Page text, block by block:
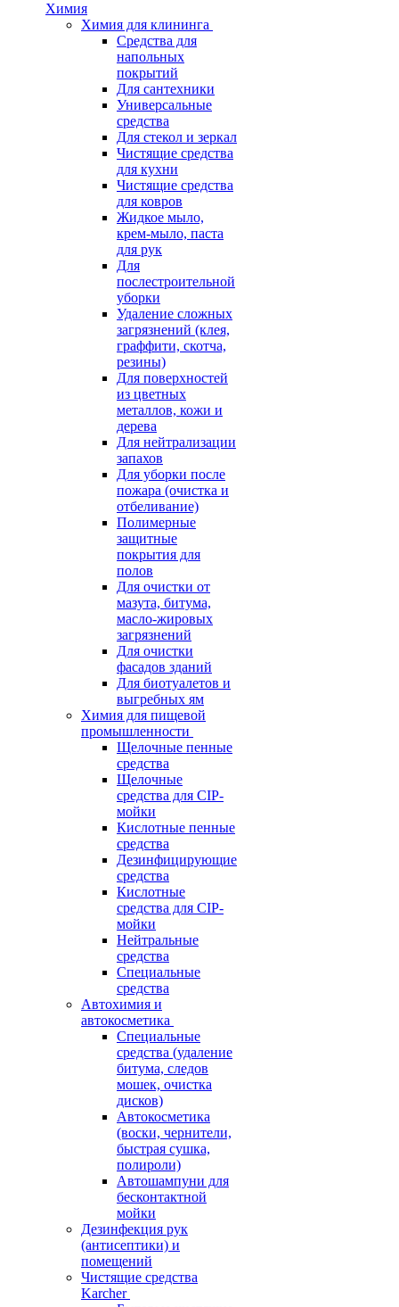
Химия
Химия для клининга
Средства для
напольных
покрытий
Для сантехники
Универсальные
средства
Для стекол и зеркал
Чистящие средства
для кухни
Чистящие средства
для ковров
Жидкое мыло,
крем-мыло, паста
для рук
Для
послестроительной
уборки
Удаление сложных
загрязнений (клея,
граффити, скотча,
резины)
Для поверхностей
из цветных
металлов, кожи и
дерева
Для нейтрализации
запахов
Для уборки после
пожара (очистка и
отбеливание)
Полимерные
защитные
покрытия для
полов
Для очистки от
мазута, битума,
масло-жировых
загрязнений
Для очистки
фасадов зданий
Для биотуалетов и
выгребных ям
Химия для пищевой
промышленности
Щелочные пенные
средства
Щелочные
средства для CIP-
мойки
Кислотные пенные
средства
Дезинфицирующие
средства
Кислотные
средства для CIP-
мойки
Нейтральные
средства
Специальные
средства
Автохимия и
автокосметика
Специальные
средства (удаление
битума, следов
мошек, очистка
дисков)
Автокосметика
(воски, чернители,
быстрая сушка,
полироли)
Автошампуни для
бесконтактной
мойки
Дезинфекция рук
(антисептики) и
помещений
Чистящие средства
Karcher